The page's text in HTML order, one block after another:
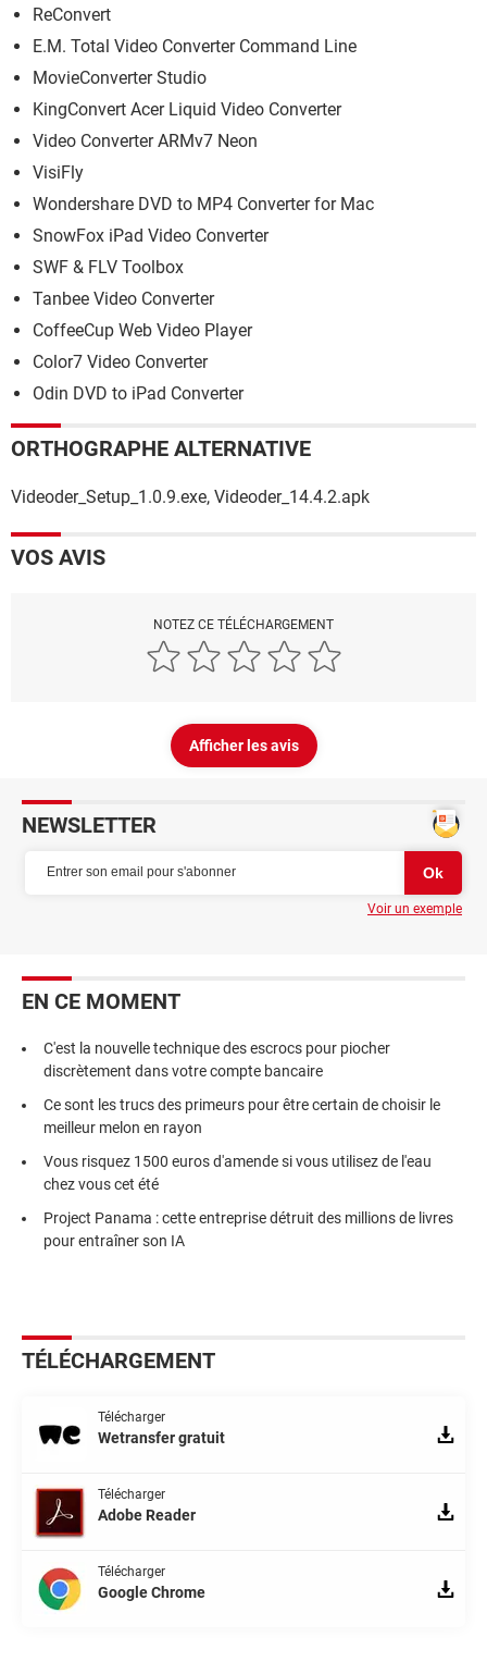
ReConvert
E.M. Total Video Converter Command Line
MovieConverter Studio
KingConvert Acer Liquid Video Converter
Video Converter ARMv7 Neon
VisiFly
Wondershare DVD to MP4 Converter for Mac
SnowFox iPad Video Converter
SWF & FLV Toolbox
Tanbee Video Converter
CoffeeCup Web Video Player
Color7 Video Converter
Odin DVD to iPad Converter
ORTHOGRAPHE ALTERNATIVE
Videoder_Setup_1.0.9.exe, Videoder_14.4.2.apk
VOS AVIS
NOTEZ CE TÉLÉCHARGEMENT
Afficher les avis
NEWSLETTER
Voir un exemple
EN CE MOMENT
C'est la nouvelle technique des escrocs pour piocher
discrètement dans votre compte bancaire
Ce sont les trucs des primeurs pour être certain de choisir le
meilleur melon en rayon
Vous risquez 1500 euros d'amende si vous utilisez de l'eau
chez vous cet été
Project Panama : cette entreprise détruit des millions de livres
pour entraîner son IA
TÉLÉCHARGEMENT
Télécharger
Wetransfer gratuit
Télécharger
Adobe Reader
Télécharger
Google Chrome